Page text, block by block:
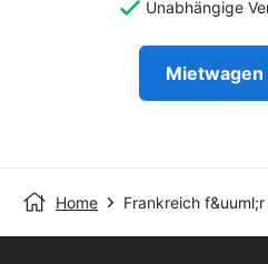
Unabhängige
Mietwagen
Home Frankreich